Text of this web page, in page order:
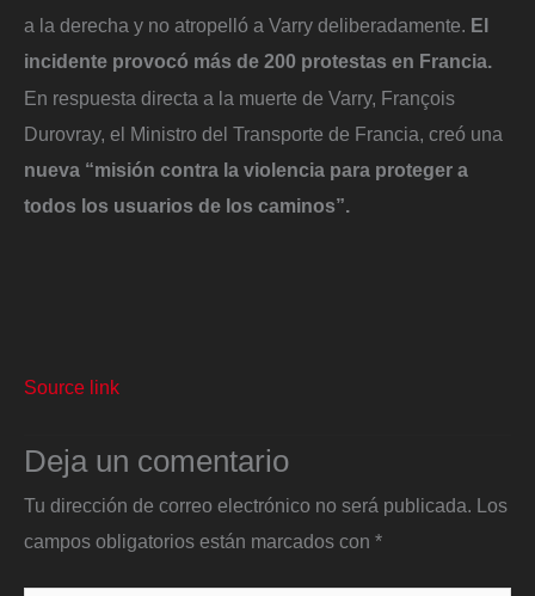
a la derecha y no atropelló a Varry deliberadamente. El
incidente provocó más de 200 protestas en Francia.
En respuesta directa a la muerte de Varry, François
Durovray, el Ministro del Transporte de Francia, creó una
nueva “misión contra la violencia para proteger a
todos los usuarios de los caminos”.
Source link
Deja un comentario
Tu dirección de correo electrónico no será publicada. Los
campos obligatorios están marcados con *